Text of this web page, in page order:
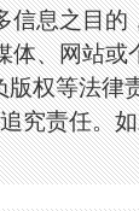
信息之目
体、网站
版权等法律
究责任。